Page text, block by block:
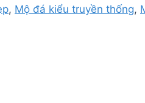
, Mộ đá kiểu truyền thống,